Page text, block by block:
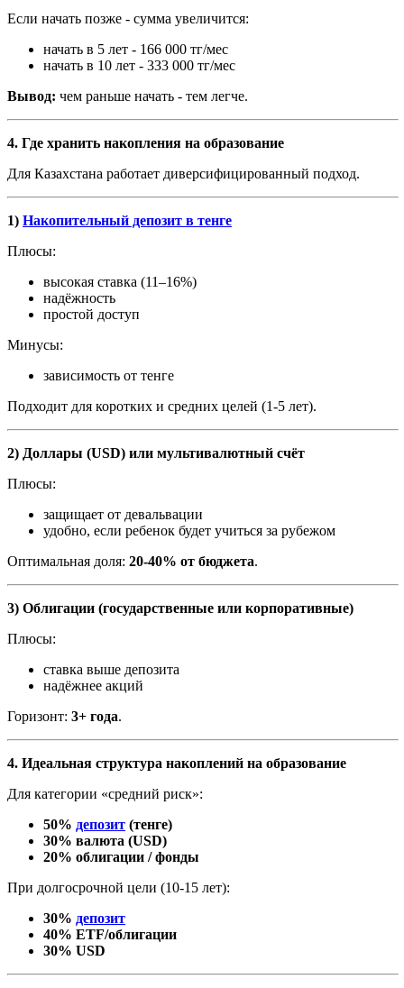
Если начать позже - сумма увеличится:
начать в 5 лет - 166 000 тг/мес
начать в 10 лет - 333 000 тг/мес
Вывод: чем раньше начать - тем легче.
4. Где хранить накопления на образование
Для Казахстана работает диверсифицированный подход.
1) Накопительный депозит в тенге
Плюсы:
высокая ставка (11–16%)
надёжность
простой доступ
Минусы:
зависимость от тенге
Подходит для коротких и средних целей (1-5 лет).
2) Доллары (USD) или мультивалютный счёт
Плюсы:
защищает от девальвации
удобно, если ребенок будет учиться за рубежом
Оптимальная доля: 20-40% от бюджета.
3) Облигации (государственные или корпоративные)
Плюсы:
ставка выше депозита
надёжнее акций
Горизонт: 3+ года.
4. Идеальная структура накоплений на образование
Для категории «средний риск»:
50% депозит (тенге)
30% валюта (USD)
20% облигации / фонды
При долгосрочной цели (10-15 лет):
30% депозит
40% ETF/облигации
30% USD